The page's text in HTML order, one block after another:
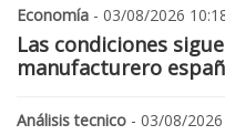
Economía - 03/08/2026
Las condiciones
manufacturero
Análisis tecnico - 03/08/